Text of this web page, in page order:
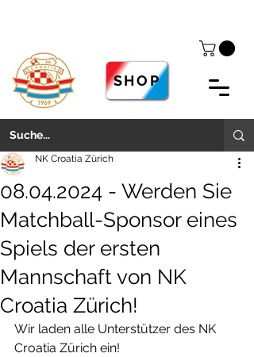
SHOP
08.04.2024 - Werden Sie
Matchball-Sponsor eines
Spiels der ersten
Mannschaft von NK
Croatia Zürich!
NK Croatia Zürich
Wir laden alle Unterstützer des NK
Croatia Zürich ein!